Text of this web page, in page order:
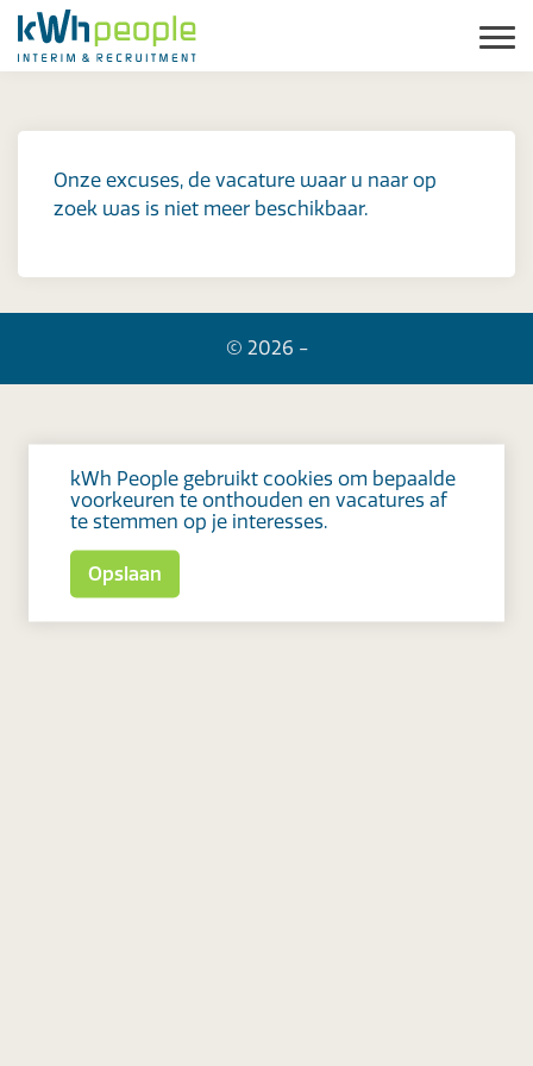
Onze excuses, de vacature waar u naar op
zoek was is niet meer beschikbaar.
© 2026 -
kWh People gebruikt cookies om bepaalde
voorkeuren te onthouden en vacatures af
te stemmen op je interesses.